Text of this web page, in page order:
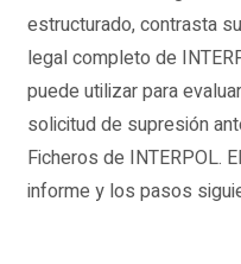
estructurado, contrasta
legal completo de
puede utilizar para
solicitud de supresión
Ficheros de INTERPOL.
informe y los pasos